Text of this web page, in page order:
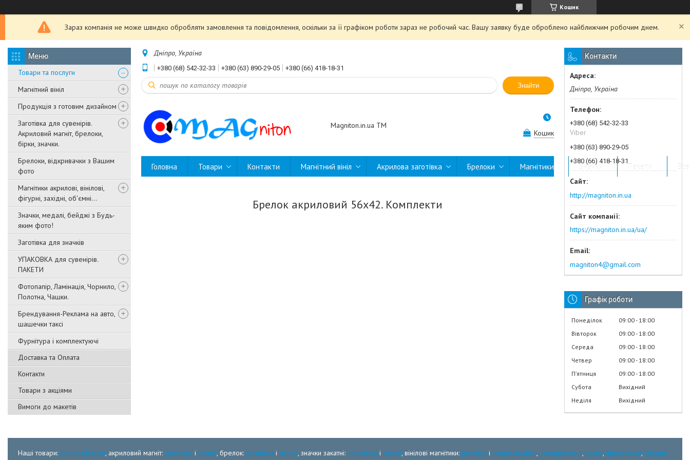
Кошик
Зараз компанія не може швидко обробляти замовлення та повідомлення, оскільки за її графіком роботи зараз не робочий час. Вашу заявку буде оброблено найближчим робочим днем.
Товари та послуги
Магнітний вініл
Продукція з готовим дизайном
Заготівка для сувенірів.
Акриловий магніт, брелоки,
бірки, значки.
Брелоки, відкривачки з Вашим
фото
Магнітики акрилові, вінілові,
фігурні, західні, об'ємні...
Значки, медалі, бейджі з Будь-
яким фото!
Заготівка для значків
УПАКОВКА для сувенірів.
ПАКЕТИ
Фотопапір, Ламінація, Чорнило,
Полотна, Чашки.
Брендування-Реклама на авто,
шашечки таксі
Фурнітура і комплектуючі
Доставка та Оплата
Контакти
Товари з акціями
Вимоги до макетів
Дніпро, Україна
+380 (68) 542-32-33 +380 (63) 890-29-05 +380 (66) 418-18-31
Знайти
Magniton.in.ua ТМ
Кошик
Головна Товари Контакти Магнітний вініл Акрилова заготівка Брелоки Магнітики Значки Пакети
Брелок акриловий 56х42. Комплекти
Контакти
Дніпро, Україна
+380 (68) 542-32-33
Viber
+380 (63) 890-29-05
+380 (66) 418-18-31
http://magniton.in.ua
https://magniton.in.ua/ua/
magniton4@gmail.com
Графік роботи
Понеділок 09:00 18:00
Вівторок
09:00 18:00
Середа
09:00 18:00
Четвер
09:00 18:00
Пʼятниця
09:00 18:00
Субота
Вихідний
Неділя
Вихідний
Наші товари: магнітний вініл, акриловий магніт: заготівка і готові, брелок: заготівка і готові, значки закатні: заготівка і готові, вінілові магнітики: розміри і готові дізайни, автореклама, пазли, фоторамки, фігурні